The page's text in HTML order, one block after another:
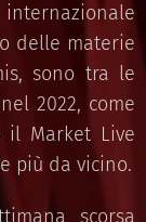
delle materie
sono tra le
2022, come
il Market Live
più da vicino.
scorsa